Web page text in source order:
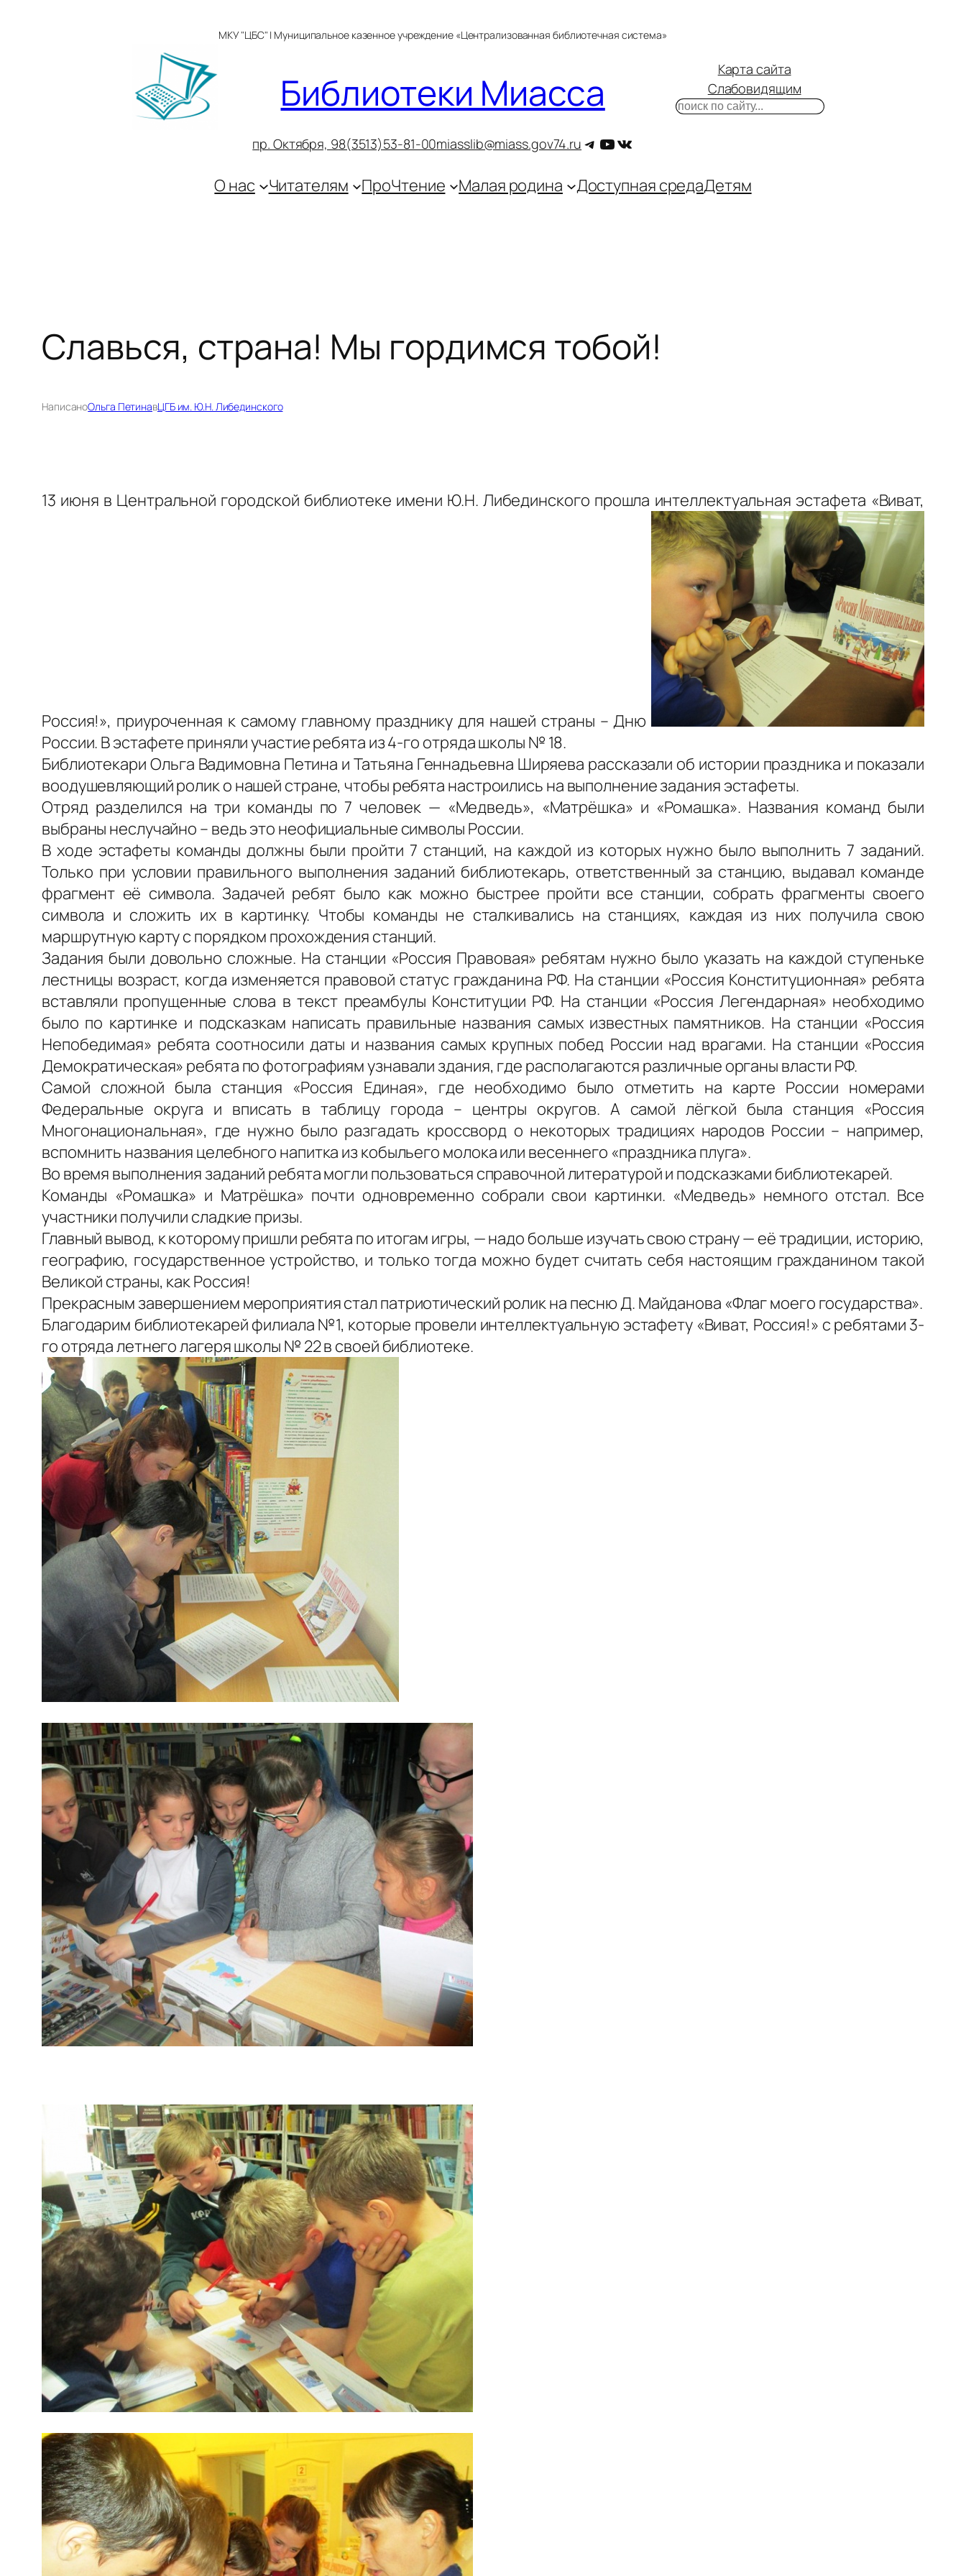
МКУ "ЦБС" | Муниципальное казенное учреждение «Централизованная библиотечная система»
Библиотеки Миасса
пр. Октября, 98(3513)53-81-00miasslib@miass.gov74.ru Telegram
YouTube
ВКонтакте
Карта сайта
Слабовидящим
Поиск
О нас Читателям ПроЧтение Малая родина Доступная средаДетям
Славься, страна! Мы гордимся тобой!
НаписаноОльга ПетинавЦГБ им. Ю.Н. Либединского
13 июня в Центральной городской библиотеке имени Ю.Н. Либединского прошла интеллектуальная эстафета «Виват,
Россия!», приуроченная к самому главному празднику для нашей страны – Дню
России. В эстафете приняли участие ребята из 4-го отряда школы № 18.
Библиотекари Ольга Вадимовна Петина и Татьяна Геннадьевна Ширяева рассказали об истории праздника и показали
воодушевляющий ролик о нашей стране, чтобы ребята настроились на выполнение задания эстафеты.
Отряд разделился на три команды по 7 человек — «Медведь», «Матрёшка» и «Ромашка». Названия команд были
выбраны неслучайно – ведь это неофициальные символы России.
В ходе эстафеты команды должны были пройти 7 станций, на каждой из которых нужно было выполнить 7 заданий.
Только при условии правильного выполнения заданий библиотекарь, ответственный за станцию, выдавал команде
фрагмент её символа. Задачей ребят было как можно быстрее пройти все станции, собрать фрагменты своего
символа и сложить их в картинку. Чтобы команды не сталкивались на станциях, каждая из них получила свою
маршрутную карту с порядком прохождения станций.
Задания были довольно сложные. На станции «Россия Правовая» ребятам нужно было указать на каждой ступеньке
лестницы возраст, когда изменяется правовой статус гражданина РФ. На станции «Россия Конституционная» ребята
вставляли пропущенные слова в текст преамбулы Конституции РФ. На станции «Россия Легендарная» необходимо
было по картинке и подсказкам написать правильные названия самых известных памятников. На станции «Россия
Непобедимая» ребята соотносили даты и названия самых крупных побед России над врагами. На станции «Россия
Демократическая» ребята по фотографиям узнавали здания, где располагаются различные органы власти РФ.
Самой сложной была станция «Россия Единая», где необходимо было отметить на карте России номерами
Федеральные округа и вписать в таблицу города – центры округов. А самой лёгкой была станция «Россия
Многонациональная», где нужно было разгадать кроссворд о некоторых традициях народов России – например,
вспомнить названия целебного напитка из кобыльего молока или весеннего «праздника плуга».
Во время выполнения заданий ребята могли пользоваться справочной литературой и подсказками библиотекарей.
Команды «Ромашка» и Матрёшка» почти одновременно собрали свои картинки. «Медведь» немного отстал. Все
участники получили сладкие призы.
Главный вывод, к которому пришли ребята по итогам игры, — надо больше изучать свою страну — её традиции, историю,
географию, государственное устройство, и только тогда можно будет считать себя настоящим гражданином такой
Великой страны, как Россия!
Прекрасным завершением мероприятия стал патриотический ролик на песню Д. Майданова «Флаг моего государства».
Благодарим библиотекарей филиала №1, которые провели интеллектуальную эстафету «Виват, Россия!» с ребятами 3-
го отряда летнего лагеря школы № 22 в своей библиотеке.